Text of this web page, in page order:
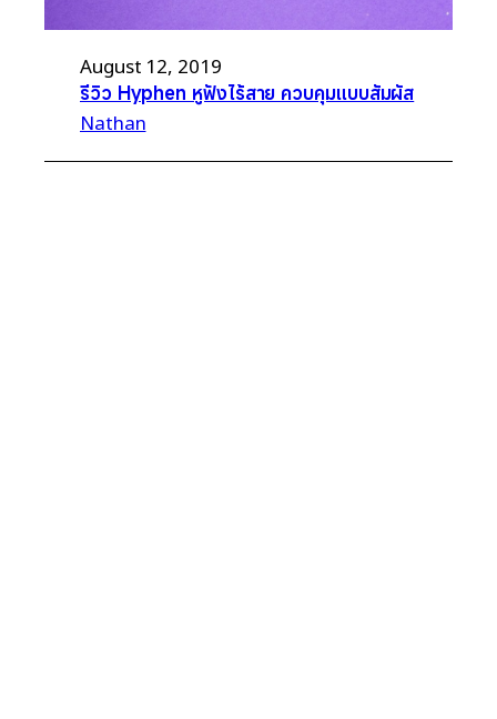
August 12, 2019
รีวิว Hyphen หูฟังไร้สาย ควบคุมแบบสัมผัส
Nathan